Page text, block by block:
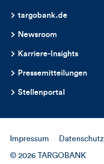
targobank.de
Newsroom
Karriere-Insights
Pressemitteilungen
Stellenportal
Impressum Datenschutz
© 2026 TARGOBANK